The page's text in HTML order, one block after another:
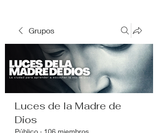
Grupos
Luces de la Madre de
Dios
Público · 106 miembros